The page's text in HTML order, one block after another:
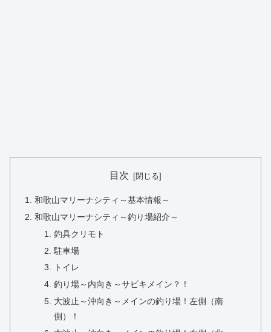
目次
和歌山マリーナシティ～基本情報～
和歌山マリーナシティ～釣り場紹介～
釣具クリモト
駐車場
トイレ
釣り場～内向き～サビキメイン？！
大波止～沖向き～メインの釣り場！左側（南
側）！